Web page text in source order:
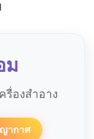
ม
องสำอาง
ากาศ